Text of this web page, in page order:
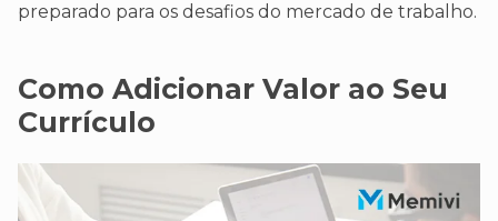
preparado para os desafios do mercado de trabalho.
Como Adicionar Valor ao Seu
Currículo